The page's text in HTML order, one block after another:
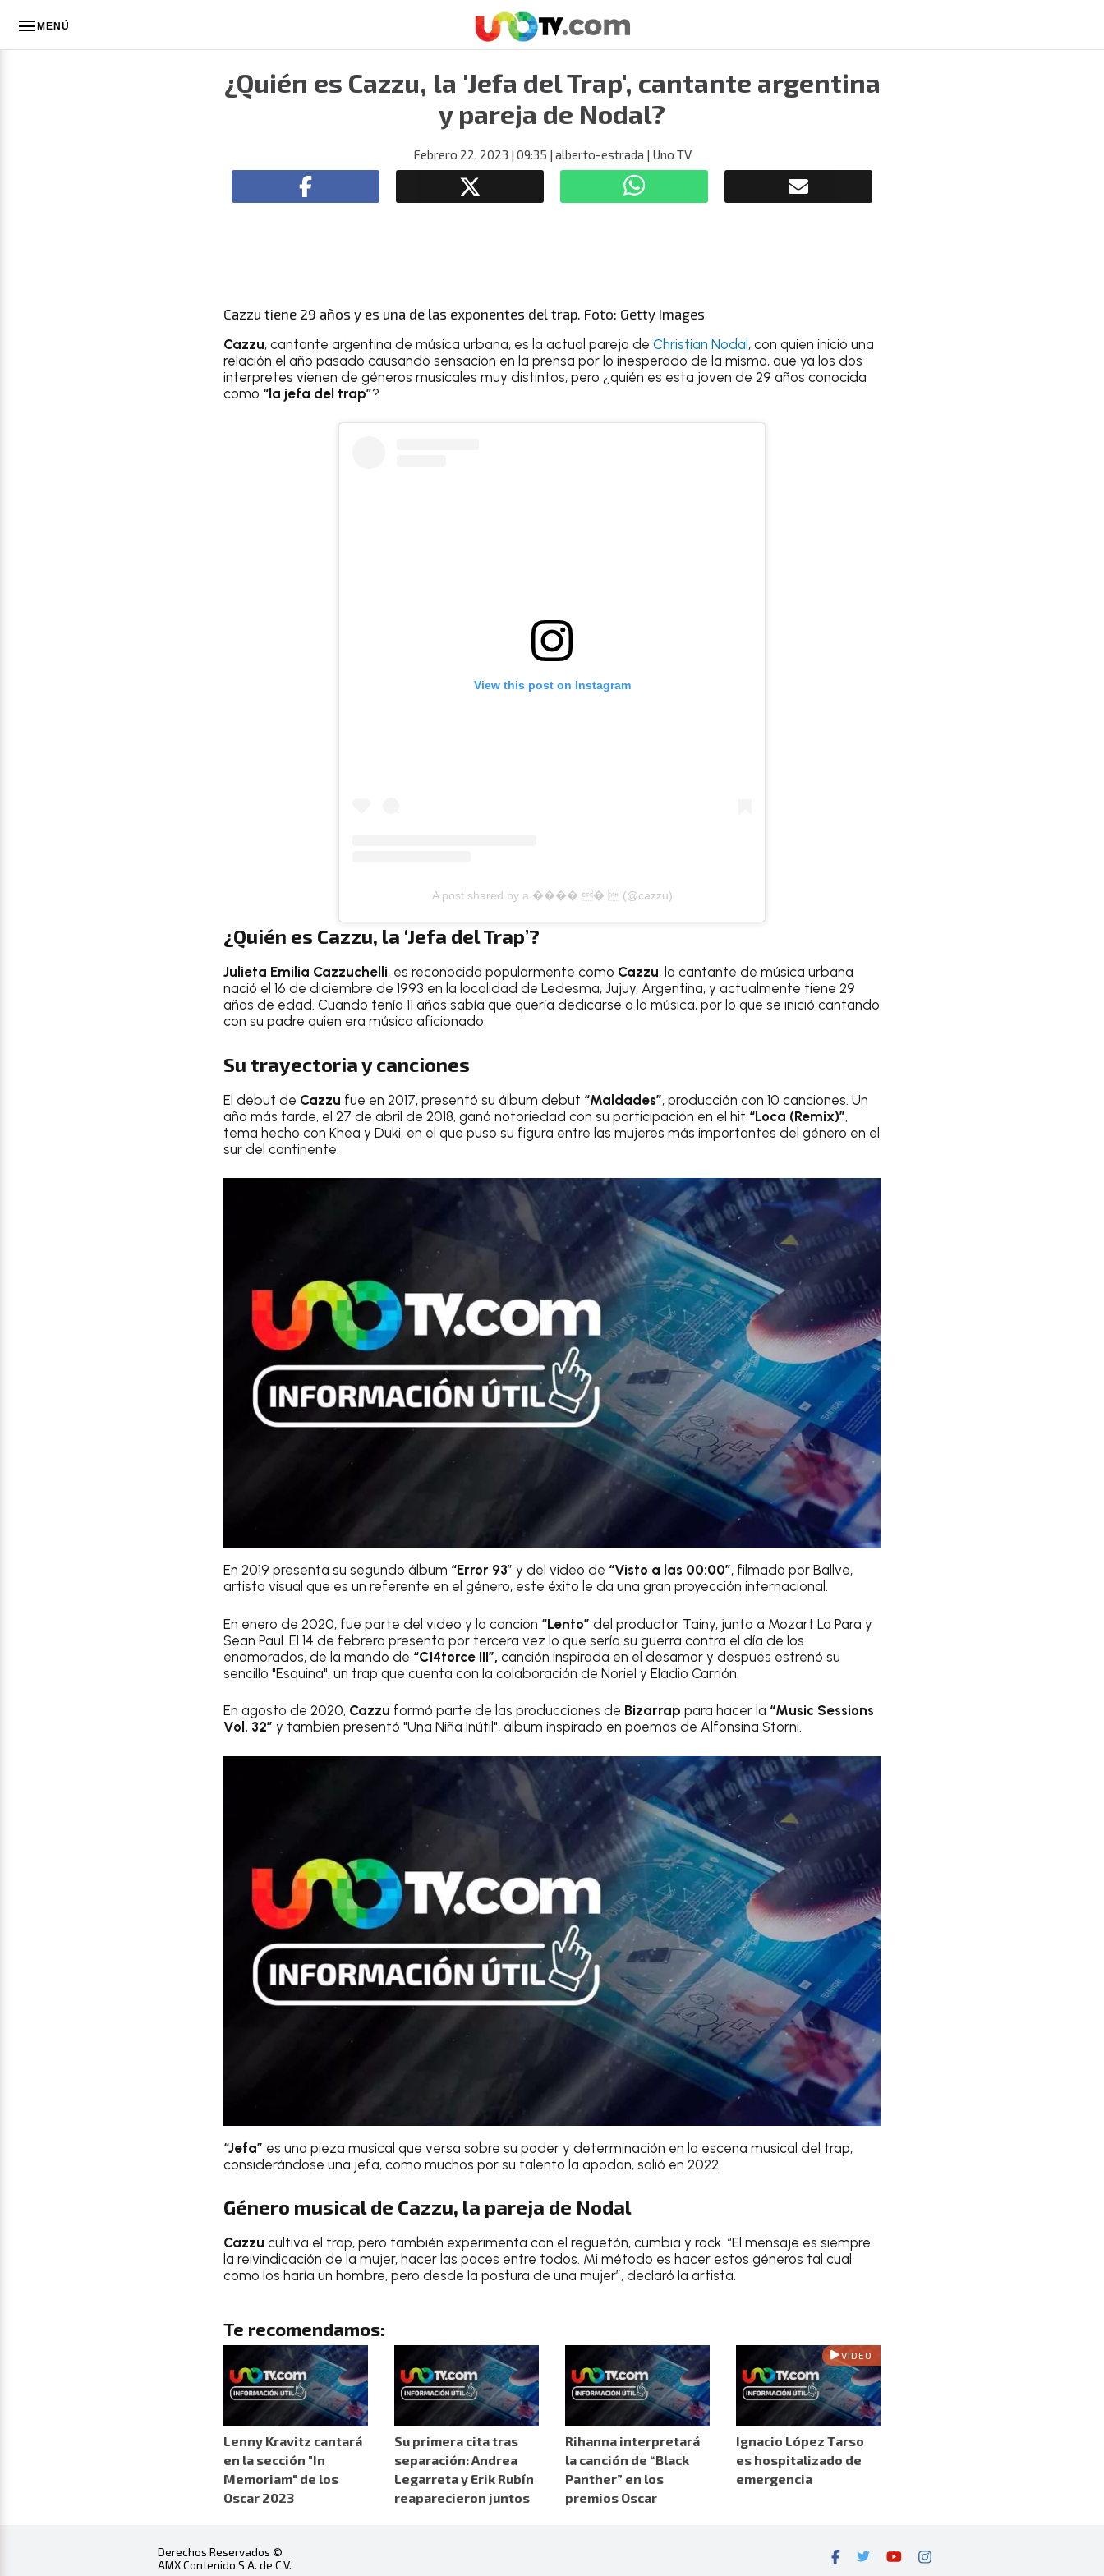
MENÚ
¿Quién es Cazzu, la 'Jefa del Trap', cantante argentina
y pareja de Nodal?
Febrero 22, 2023 | 09:35 | alberto-estrada | Uno TV
Cazzu tiene 29 años y es una de las exponentes del trap. Foto: Getty Images
Cazzu, cantante argentina de música urbana, es la actual pareja de Christian Nodal , con quien inició una
relación el año pasado causando sensación en la prensa por lo inesperado de la misma, que ya los dos
interpretes vienen de géneros musicales muy distintos, pero ¿quién es esta joven de 29 años conocida
como “la jefa del trap”?
View this post on Instagram
A post shared by a ���� �  (@cazzu)
¿Quién es Cazzu, la ‘Jefa del Trap’?
Julieta Emilia Cazzuchelli, es reconocida popularmente como Cazzu, la cantante de música urbana
nació el 16 de diciembre de 1993 en la localidad de Ledesma, Jujuy, Argentina, y actualmente tiene 29
años de edad. Cuando tenía 11 años sabía que quería dedicarse a la música, por lo que se inició cantando
con su padre quien era músico aficionado.
Su trayectoria y canciones
El debut de Cazzu fue en 2017, presentó su álbum debut “Maldades”, producción con 10 canciones. Un
año más tarde, el 27 de abril de 2018, ganó notoriedad con su participación en el hit “Loca (Remix)”,
tema hecho con Khea y Duki, en el que puso su figura entre las mujeres más importantes del género en el
sur del continente.
En 2019 presenta su segundo álbum “Error 93” y del video de “Visto a las 00:00”, filmado por Ballve,
artista visual que es un referente en el género, este éxito le da una gran proyección internacional.
En enero de 2020, fue parte del video y la canción “Lento” del productor Tainy, junto a Mozart La Para y
Sean Paul. El 14 de febrero presenta por tercera vez lo que sería su guerra contra el día de los
enamorados, de la mando de “C14torce III”, canción inspirada en el desamor y después estrenó su
sencillo "Esquina", un trap que cuenta con la colaboración de Noriel y Eladio Carrión.
En agosto de 2020, Cazzu formó parte de las producciones de Bizarrap para hacer la “Music Sessions
Vol. 32” y también presentó "Una Niña Inútil", álbum inspirado en poemas de Alfonsina Storni.
“Jefa” es una pieza musical que versa sobre su poder y determinación en la escena musical del trap,
considerándose una jefa, como muchos por su talento la apodan, salió en 2022.
Género musical de Cazzu, la pareja de Nodal
Cazzu cultiva el trap, pero también experimenta con el reguetón, cumbia y rock. “El mensaje es siempre
la reivindicación de la mujer, hacer las paces entre todos. Mi método es hacer estos géneros tal cual
como los haría un hombre, pero desde la postura de una mujer”, declaró la artista.
Te recomendamos:
Lenny Kravitz cantará
en la sección "In
Memoriam" de los
Oscar 2023
Su primera cita tras
separación: Andrea
Legarreta y Erik Rubín
reaparecieron juntos
Rihanna interpretará
la canción de “Black
Panther” en los
premios Oscar
VIDEO
Ignacio López Tarso
es hospitalizado de
emergencia
Derechos Reservados ©
AMX Contenido S.A. de C.V.